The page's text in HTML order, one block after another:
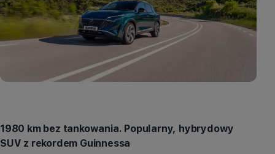
1980 km bez tankowania. Popularny, hybrydowy
SUV z rekordem Guinnessa